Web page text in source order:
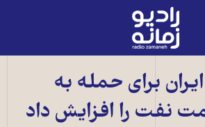
رادیو
زمانه
به
صفحه
اصلی
برای حمله به
نفت را افزایش داد